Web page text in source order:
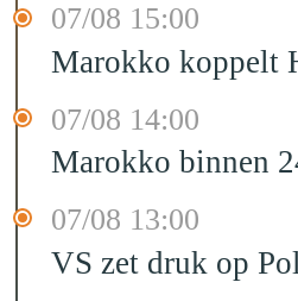
07/08 15:00
Marokko koppelt
07/08 14:00
Marokko binnen
07/08 13:00
VS zet druk op